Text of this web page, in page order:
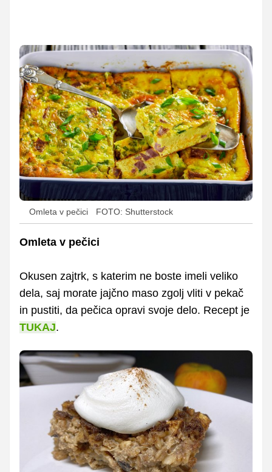
Omleta v pečici FOTO: Shutterstock
Omleta v pečici
Okusen zajtrk, s katerim ne boste imeli veliko
dela, saj morate jajčno maso zgolj vliti v pekač
in pustiti, da pečica opravi svoje delo. Recept je
TUKAJ.